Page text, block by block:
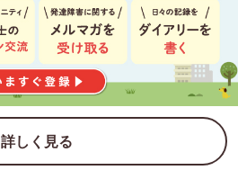
詳しく見る